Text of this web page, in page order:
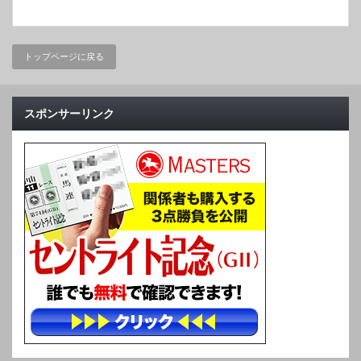
トップページに戻る
スポンサーリンク